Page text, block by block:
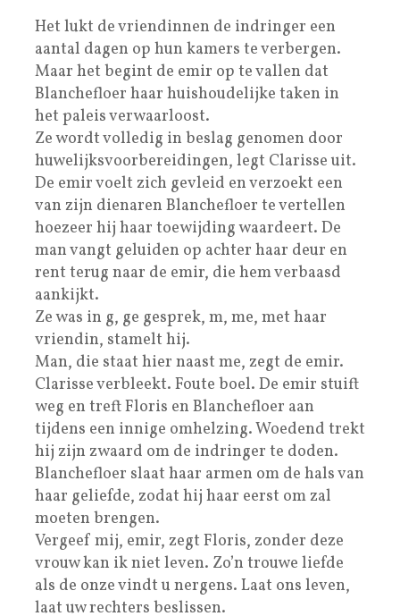
Het lukt de vriendinnen de indringer een
aantal dagen op hun kamers te verbergen.
Maar het begint de emir op te vallen dat
Blanchefloer haar huishoudelijke taken in
het paleis verwaarloost.
Ze wordt volledig in beslag genomen door
huwelijksvoorbereidingen, legt Clarisse uit.
De emir voelt zich gevleid en verzoekt een
van zijn dienaren Blanchefloer te vertellen
hoezeer hij haar toewijding waardeert. De
man vangt geluiden op achter haar deur en
rent terug naar de emir, die hem verbaasd
aankijkt.
Ze was in g, ge gesprek, m, me, met haar
vriendin, stamelt hij.
Man, die staat hier naast me, zegt de emir.
Clarisse verbleekt. Foute boel. De emir stuift
weg en treft Floris en Blanchefloer aan
tijdens een innige omhelzing. Woedend trekt
hij zijn zwaard om de indringer te doden.
Blanchefloer slaat haar armen om de hals van
haar geliefde, zodat hij haar eerst om zal
moeten brengen.
Vergeef mij, emir, zegt Floris, zonder deze
vrouw kan ik niet leven. Zo’n trouwe liefde
als de onze vindt u nergens. Laat ons leven,
laat uw rechters beslissen.